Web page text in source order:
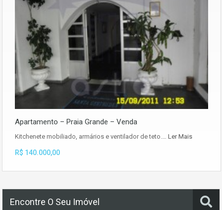
Apartamento – Praia Grande – Venda
Kitchenete mobiliado, armários e ventilador de teto.… Ler Mais
R$ 140.000,00
Encontre O Seu Imóvel